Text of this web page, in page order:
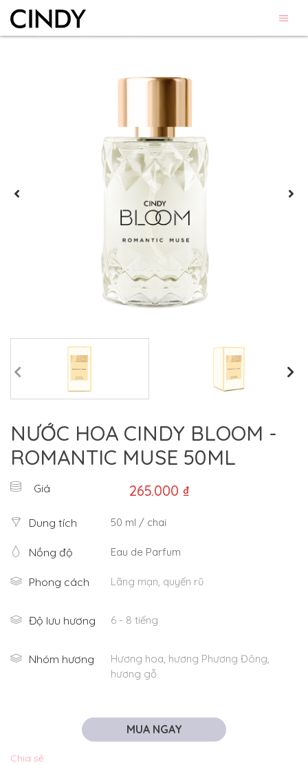
NƯỚC HOA CINDY BLOOM -
ROMANTIC MUSE 50ML
Giá 265.000 ₫
Dung tích 50 ml / chai
Nồng độ Eau de Parfum
Phong cách Lãng mạn, quyến rũ
Độ lưu hương 6 - 8 tiếng
Nhóm hương
Hương hoa, hương Phương Đông,
hương gỗ
MUA NGAY
Chia sẻ